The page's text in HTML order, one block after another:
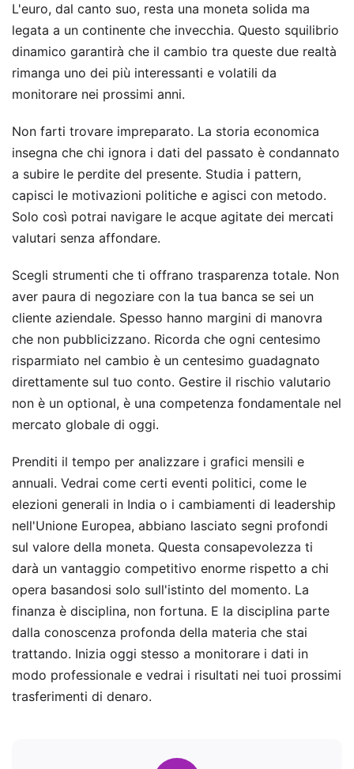
L'euro, dal canto suo, resta una moneta solida ma
legata a un continente che invecchia. Questo squilibrio
dinamico garantirà che il cambio tra queste due realtà
rimanga uno dei più interessanti e volatili da
monitorare nei prossimi anni.
Non farti trovare impreparato. La storia economica
insegna che chi ignora i dati del passato è condannato
a subire le perdite del presente. Studia i pattern,
capisci le motivazioni politiche e agisci con metodo.
Solo così potrai navigare le acque agitate dei mercati
valutari senza affondare.
Scegli strumenti che ti offrano trasparenza totale. Non
aver paura di negoziare con la tua banca se sei un
cliente aziendale. Spesso hanno margini di manovra
che non pubblicizzano. Ricorda che ogni centesimo
risparmiato nel cambio è un centesimo guadagnato
direttamente sul tuo conto. Gestire il rischio valutario
non è un optional, è una competenza fondamentale nel
mercato globale di oggi.
Prenditi il tempo per analizzare i grafici mensili e
annuali. Vedrai come certi eventi politici, come le
elezioni generali in India o i cambiamenti di leadership
nell'Unione Europea, abbiano lasciato segni profondi
sul valore della moneta. Questa consapevolezza ti
darà un vantaggio competitivo enorme rispetto a chi
opera basandosi solo sull'istinto del momento. La
finanza è disciplina, non fortuna. E la disciplina parte
dalla conoscenza profonda della materia che stai
trattando. Inizia oggi stesso a monitorare i dati in
modo professionale e vedrai i risultati nei tuoi prossimi
trasferimenti di denaro.